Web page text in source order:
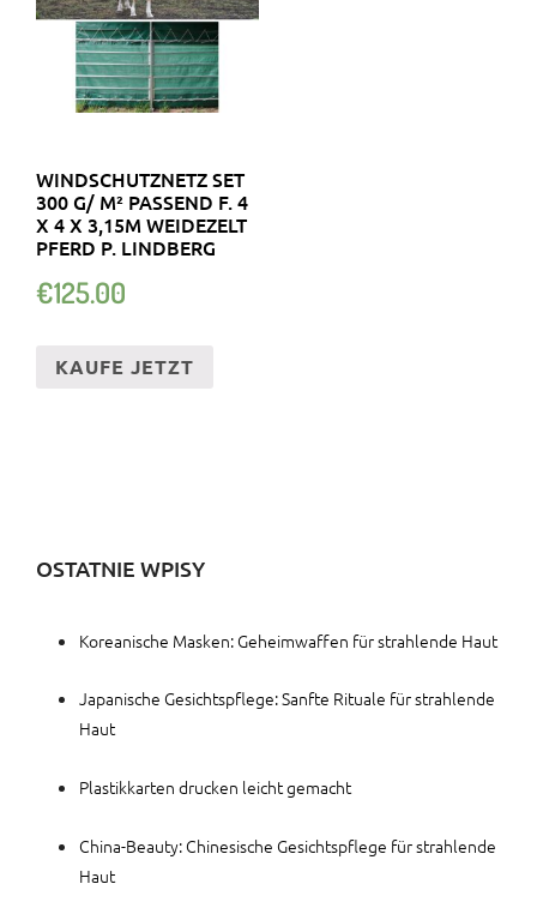
WINDSCHUTZNETZ SET
300 G/ M² PASSEND F. 4
X 4 X 3,15M WEIDEZELT
PFERD P. LINDBERG
€125.00
KAUFE JETZT
OSTATNIE WPISY
Koreanische Masken: Geheimwaffen für strahlende Haut
Japanische Gesichtspflege: Sanfte Rituale für strahlende
Haut
Plastikkarten drucken leicht gemacht
China-Beauty: Chinesische Gesichtspflege für strahlende
Haut